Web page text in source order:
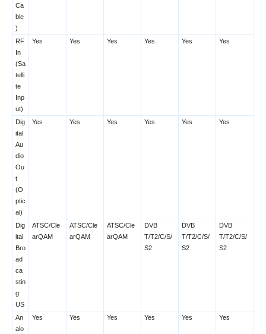
Ca
ble
)
RF
In
(Sa
telli
te
Inp
ut)
Yes Yes Yes Yes Yes Yes
Dig
ital
Au
dio
Ou
t
(O
ptic
al)
Yes Yes Yes Yes Yes Yes
Dig
ital
Bro
ad
ca
stin
g
US
ATSC/Cle
arQAM
ATSC/Cle
arQAM
ATSC/Cle
arQAM
DVB
T/T2/C/S/
S2
DVB
T/T2/C/S/
S2
DVB
T/T2/C/S/
S2
An
alo
Yes Yes Yes Yes Yes Yes